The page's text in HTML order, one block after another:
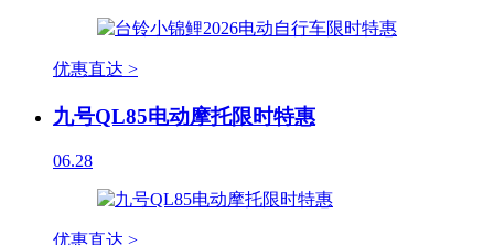
优惠直达 >
九号QL85电动摩托限时特惠
06.28
优惠直达 >